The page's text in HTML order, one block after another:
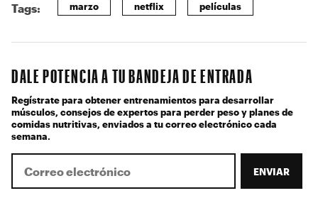
Tags: marzo netflix películas
DALE POTENCIA A TU BANDEJA DE ENTRADA
Regístrate para obtener entrenamientos para desarrollar
músculos, consejos de expertos para perder peso y planes de
comidas nutritivas, enviados a tu correo electrónico cada
semana.
ENVIAR